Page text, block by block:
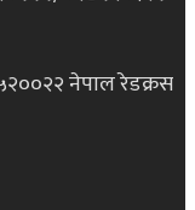
नेपाल रेडक्रस